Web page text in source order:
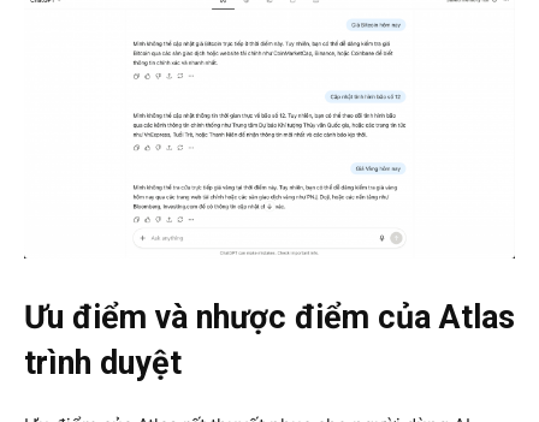
Ưu điểm và nhược điểm của Atlas
trình duyệt